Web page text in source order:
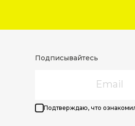
Подписывайтесь
Подтверждаю, что